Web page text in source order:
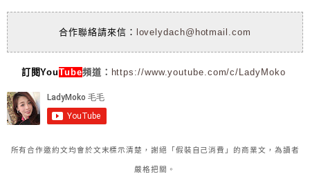
合作聯絡請來信： lovelydach@hotmail.com
訂閱YouTube頻道： https://www.youtube.com/c/LadyMoko
所有合作邀約文均會於文末標示清楚，謝絕「假裝自己消費」的商業文，為讀者
嚴格把關。